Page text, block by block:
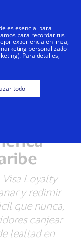
digital
de
Visa Loyalty
y redimir
que nunca,
canjear
lealtad en
es esencial para
para recordar tus
experiencia en línea,
personalizado
Para detalles,
todo